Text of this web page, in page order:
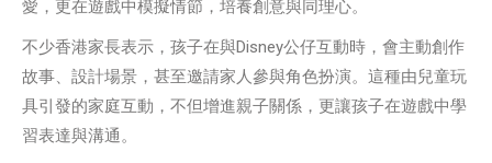
愛，更在遊戲中模擬情節，培養創意與同理心。
不少香港家長表示，孩子在與Disney公仔互動時，會主動創作
故事、設計場景，甚至邀請家人參與角色扮演。這種由兒童玩
具引發的家庭互動，不但增進親子關係，更讓孩子在遊戲中學
習表達與溝通。